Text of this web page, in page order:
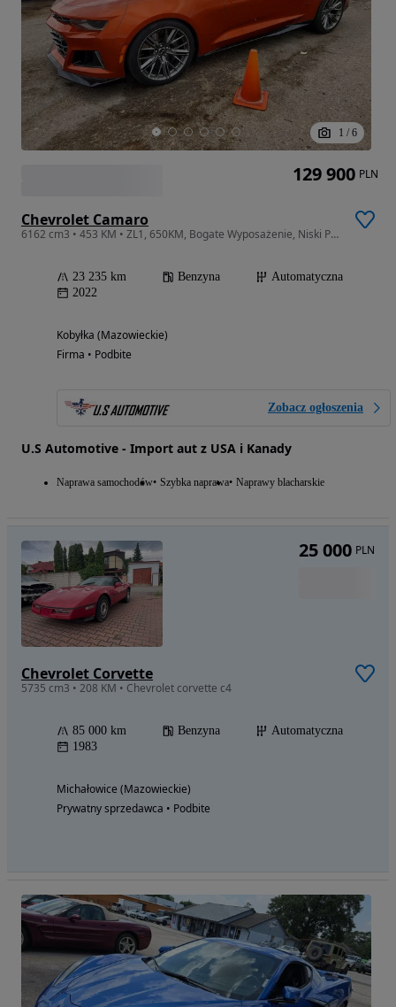
1 / 6
Chevrolet Camaro
6162 cm3 • 453 KM • ZL1, 650KM, Bogate Wyposażenie, Niski Przebieg, Super Konfiguracja!!!
23 235 km Benzyna
Automatyczna
2022
Kobyłka (Mazowieckie)
Firma • Podbite
Zobacz ogłoszenia
U.S Automotive - Import aut z USA i Kanady
Naprawa samochodów Szybka naprawa Naprawy blacharskie
129 900 PLN
Chevrolet Corvette
5735 cm3 • 208 KM • Chevrolet corvette c4
85 000 km Benzyna
Automatyczna
1983
Michałowice (Mazowieckie)
Prywatny sprzedawca • Podbite
25 000 PLN